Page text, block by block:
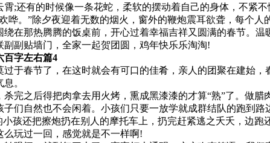
霄;还有的时候像一条花蛇，柔软的摆动着自己的身体，不紧
哗。”除夕夜迎着无数的烟火，窗外的鞭炮震耳欲聋，每个
绕在那热腾腾的饭桌前，开心过着幸福吉祥又圆满的春节。温
副贴墙门，全家一起贺团圆，鸡年快乐乐淘淘!
百字左右篇4
于春节了，在这时就会有可口的佳肴，亲人的团聚在建始
。
完之后得把肉拿去用火烤，熏成黑漆漆的才算“熟”了。做腊
们自然也不会闲着。小孩们只要一放学就成群结队的跑到
小孩还把擦炮扔在别人的摩托车上，扔完赶紧逃之夭夭，边
么玩过一回，感觉就是不一样啊!